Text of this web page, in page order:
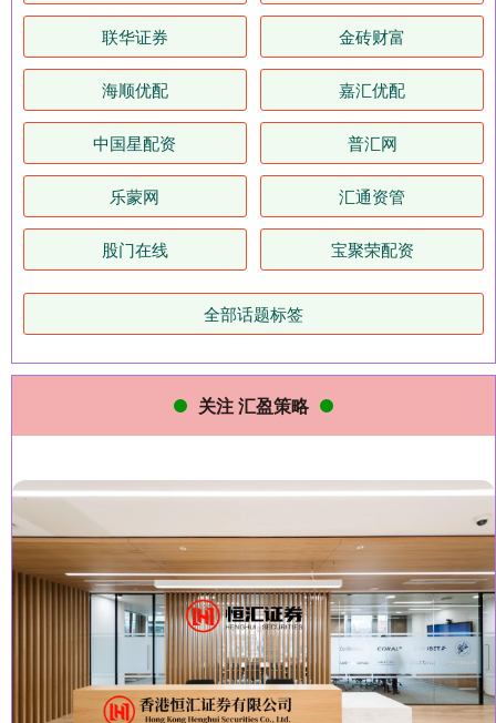
联华证券 金砖财富
海顺优配 嘉汇优配
中国星配资 普汇网
乐蒙网 汇通资管
股门在线 宝聚荣配资
全部话题标签
关注 汇盈策略